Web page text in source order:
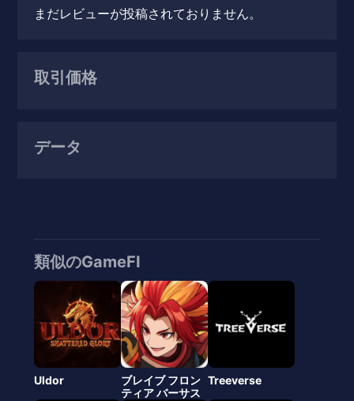
まだレビューが投稿されておりません。
取引価格
データ
類似のGameFI
Uldor
ブレイブ フロン
ティア バーサス
Treeverse